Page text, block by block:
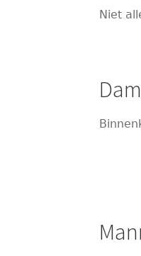
Niet